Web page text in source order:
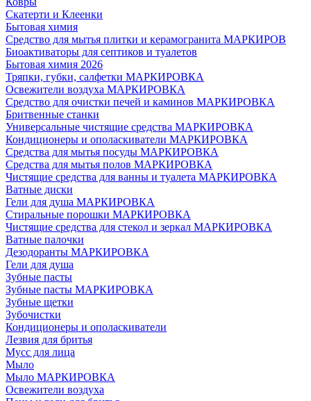
Скатерти и Клеенки
Бытовая химия
Средство для мытья плитки и керамогранита МАРКИРОВ
Биоактиваторы для септиков и туалетов
Бытовая химия 2026
Тряпки, губки, салфетки МАРКИРОВКА
Освежители воздуха МАРКИРОВКА
Средство для очистки печей и каминов МАРКИРОВКА
Бритвенные станки
Универсальные чистящие средства МАРКИРОВКА
Кондиционеры и ополаскиватели МАРКИРОВКА
Средства для мытья посуды МАРКИРОВКА
Средства для мытья полов МАРКИРОВКА
Чистящие средства для ванны и туалета МАРКИРОВКА
Ватные диски
Гели для душа МАРКИРОВКА
Стиральные порошки МАРКИРОВКА
Чистящие средства для стекол и зеркал МАРКИРОВКА
Ватные палочки
Дезодоранты МАРКИРОВКА
Гели для душа
Зубные пасты
Зубные пасты МАРКИРОВКА
Зубные щетки
Зубочистки
Кондиционеры и ополаскиватели
Лезвия для бритья
Мусс для лица
Мыло
Мыло МАРКИРОВКА
Освежители воздуха